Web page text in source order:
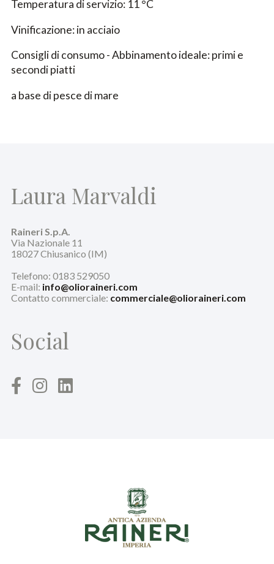
Temperatura di servizio: 11 °C
Vinificazione: in acciaio
Consigli di consumo - Abbinamento ideale: primi e
secondi piatti
a base di pesce di mare
Laura Marvaldi
Raineri S.p.A.
Via Nazionale 11
18027 Chiusanico (IM)
Telefono: 0183 529050
E-mail: info@olioraineri.com
Contatto commerciale: commerciale@olioraineri.com
Social